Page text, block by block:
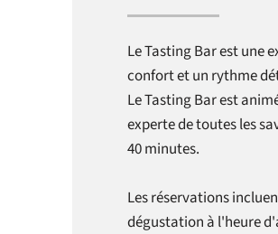
Le Tasting Bar est une
confort et un rythme
Le Tasting Bar est
experte de toutes les
40 minutes.
Les réservations
dégustation à l'heure